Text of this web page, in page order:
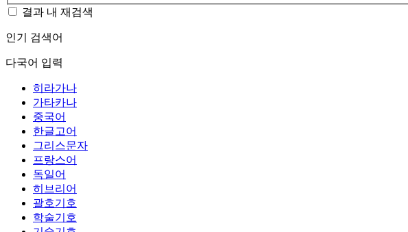
결과 내 재검색
인기 검색어
다국어 입력
히라가나
가타카나
중국어
한글고어
그리스문자
프랑스어
독일어
히브리어
괄호기호
학술기호